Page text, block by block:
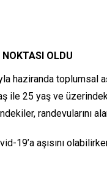
OLDU
haziranda toplumsal
ile 25 yaş ve
randevularını
19’a aşısını